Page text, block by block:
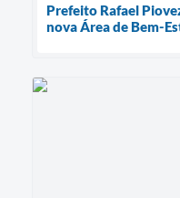
Prefeito Rafael
nova Área de Bem-